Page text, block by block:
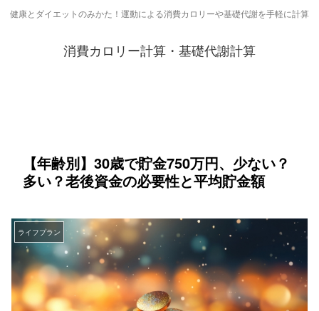
健康とダイエットのみかた！運動による消費カロリーや基礎代謝を手軽に計算
消費カロリー計算・基礎代謝計算
【年齢別】30歳で貯金750万円、少ない？
多い？老後資金の必要性と平均貯金額
ライフプラン